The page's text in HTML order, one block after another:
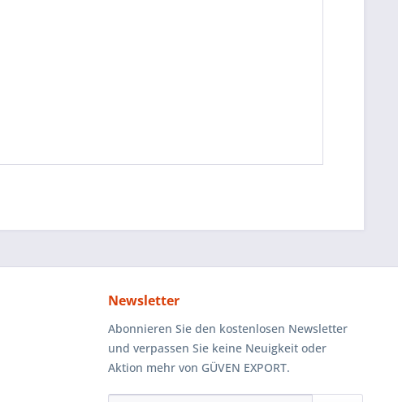
Newsletter
Abonnieren Sie den kostenlosen Newsletter
und verpassen Sie keine Neuigkeit oder
Aktion mehr von GÜVEN EXPORT.